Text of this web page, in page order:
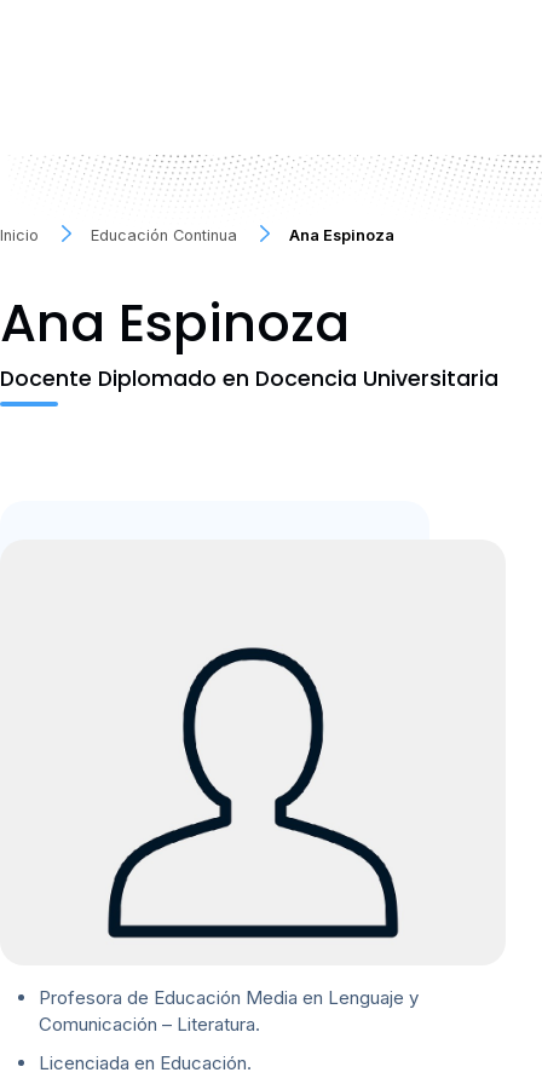
Inicio Educación Continua Ana Espinoza
Ana Espinoza
Docente Diplomado en Docencia Universitaria
Profesora de Educación Media en Lenguaje y
Comunicación – Literatura.
Licenciada en Educación.